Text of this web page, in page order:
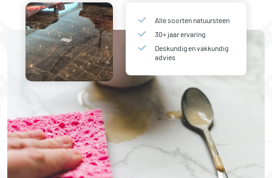
Alle soorten natuursteen
30+ jaar ervaring
Deskundig en vakkundig
advies